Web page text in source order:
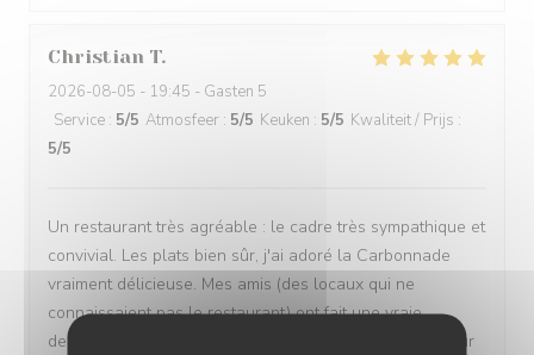
Christian T
2026-08-05 - 19:45 - Gasten 5
Service : 5/5 Atmosfeer : 5/5 Keuken : 5/5 Kwaliteit / Prijs :
5/5
Un restaurant très agréable : le cadre très sympathique et
convivial. Les plats bien sûr, j'ai adoré la Carbonnade
vraiment délicieuse. Mes amis (des locaux qui ne
connaissaient pas le restaurant) ont fait une vraie
decouverte et ils reviendront. Une mention speciale pour